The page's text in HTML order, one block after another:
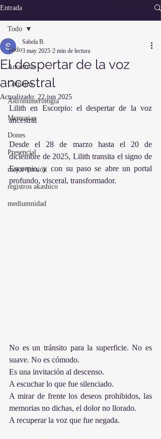
Entrada
Todo
Ancestros
Consejos
Astronumerología
Memorias
Dones
Presencial
mejor versión
registros akashico
mediumnidad
Todo
El despertar de la voz
ancestral
Sabela B.
3 may 2025 2 min de lectura
Actualizado: 22 jun 2025
Lilith en Escorpio: el despertar de la voz
ancestral
Desde el 28 de marzo hasta el 20 de
diciembre de 2025, Lilith transita el signo de
Escorpio, y con su paso se abre un portal
profundo, visceral, transformador.
No es un tránsito para la superficie. No es
suave. No es cómodo.
Es una invitación al descenso.
A escuchar lo que fue silenciado.
A mirar de frente los deseos prohibidos, las
memorias no dichas, el dolor no llorado.
A recuperar la voz que fue negada.